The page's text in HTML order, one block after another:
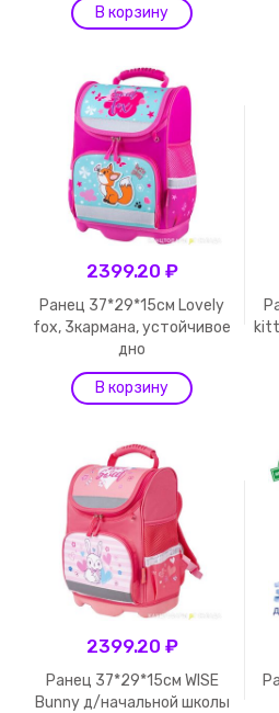
2399.20 ₽
Ранец 37*29*15см Lovely
fox, 3кармана, устойчивое
дно
2399.20 ₽
Ранец 37*29*15см WISE
Bunny д/начальной школы